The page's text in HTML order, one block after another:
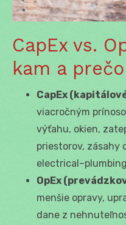
CapEx vs.
kam a
CapEx
viacročným
výťahu, okien,
priestorov, zásahy
OpEx
menšie opravy,
dane z